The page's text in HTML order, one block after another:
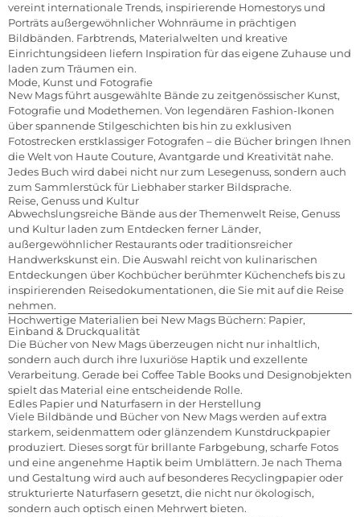
vereint internationale Trends, inspirierende Homestorys und
Porträts außergewöhnlicher Wohnräume in prächtigen
Bildbänden. Farbtrends, Materialwelten und kreative
Einrichtungsideen liefern Inspiration für das eigene Zuhause und
laden zum Träumen ein.
Mode, Kunst und Fotografie
New Mags führt ausgewählte Bände zu zeitgenössischer Kunst,
Fotografie und Modethemen. Von legendären Fashion-Ikonen
über spannende Stilgeschichten bis hin zu exklusiven
Fotostrecken erstklassiger Fotografen – die Bücher bringen Ihnen
die Welt von Haute Couture, Avantgarde und Kreativität nahe.
Jedes Buch wird dabei nicht nur zum Lesegenuss, sondern auch
zum Sammlerstück für Liebhaber starker Bildsprache.
Reise, Genuss und Kultur
Abwechslungsreiche Bände aus der Themenwelt Reise, Genuss
und Kultur laden zum Entdecken ferner Länder,
außergewöhnlicher Restaurants oder traditionsreicher
Handwerkskunst ein. Die Auswahl reicht von kulinarischen
Entdeckungen über Kochbücher berühmter Küchenchefs bis zu
inspirierenden Reisedokumentationen, die Sie mit auf die Reise
nehmen.
Hochwertige Materialien bei New Mags Büchern: Papier,
Einband & Druckqualität
Die Bücher von New Mags überzeugen nicht nur inhaltlich,
sondern auch durch ihre luxuriöse Haptik und exzellente
Verarbeitung. Gerade bei Coffee Table Books und Designobjekten
spielt das Material eine entscheidende Rolle.
Edles Papier und Naturfasern in der Herstellung
Viele Bildbände und Bücher von New Mags werden auf extra
starkem, seidenmattem oder glänzendem Kunstdruckpapier
produziert. Dieses sorgt für brillante Farbgebung, scharfe Fotos
und eine angenehme Haptik beim Umblättern. Je nach Thema
und Gestaltung wird auch auf besonderes Recyclingpapier oder
strukturierte Naturfasern gesetzt, die nicht nur ökologisch,
sondern auch optisch einen Mehrwert bieten.